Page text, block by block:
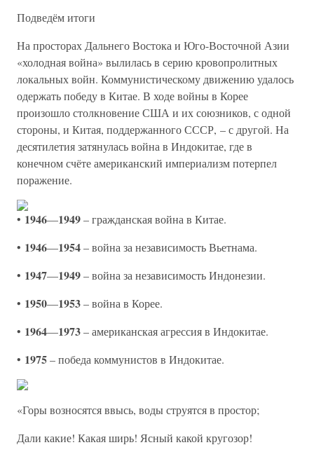
Подведём итоги
На просторах Дальнего Востока и Юго-Восточной Азии
«холодная война» вылилась в серию кровопролитных
локальных войн. Коммунистическому движению удалось
одержать победу в Китае. В ходе войны в Корее
произошло столкновение США и их союзников, с одной
стороны, и Китая, поддержанного СССР, – с другой. На
десятилетия затянулась война в Индокитае, где в
конечном счёте американский империализм потерпел
поражение.
• 1946—1949– гражданская война в Китае.
• 1946—1954– война за независимость Вьетнама.
• 1947—1949– война за независимость Индонезии.
• 1950—1953– война в Корее.
• 1964—1973– американская агрессия в Индокитае.
• 1975– победа коммунистов в Индокитае.
«Горы возносятся ввысь, воды струятся в простор;
Дали какие! Какая ширь! Ясный какой кругозор!